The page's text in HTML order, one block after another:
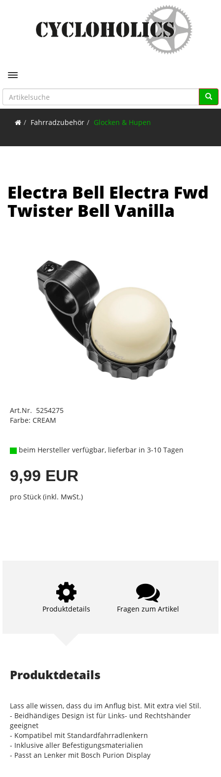
Toggle navigation
Fahrradzubehör Glocken & Hupen
Electra Bell Electra Fwd
Twister Bell Vanilla
Art.Nr. 5254275
Farbe: CREAM
beim Hersteller verfügbar, lieferbar in 3-10 Tagen
9,99 EUR
pro Stück (inkl. MwSt.)
Produktdetails Fragen zum Artikel
Produktdetails
Lass alle wissen, dass du im Anflug bist. Mit extra viel Stil.
- Beidhändiges Design ist für Links- und Rechtshänder
geeignet
- Kompatibel mit Standardfahrradlenkern
- Inklusive aller Befestigungsmaterialien
- Passt an Lenker mit Bosch Purion Display